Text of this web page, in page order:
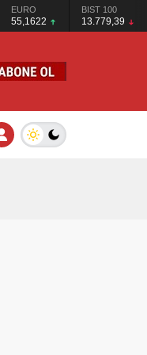
EURO
55,1622
BIST 100
13.779,39